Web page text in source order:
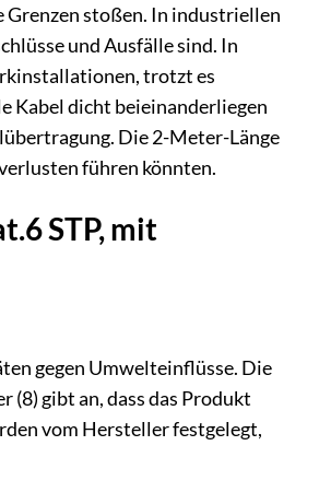
stoßen. In industriellen
und Ausfälle sind. In
trotzt es
Kabel dicht beieinanderliegen
Die 2-Meter-Länge
führen könnten.
STP, mit
gegen Umwelteinflüsse. Die
(8) gibt an, dass das Produkt
vom Hersteller festgelegt,